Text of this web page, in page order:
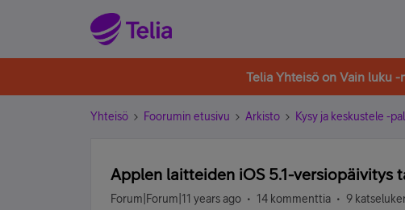
Telia Yhteisö on Vain luku
Yhteisö Foorumin etusivu Arkisto Kysy ja keskustele -
Applen laitteiden iOS 5.1-versiopäivitys
Forum|Forum|11 years ago 14 kommenttia 9